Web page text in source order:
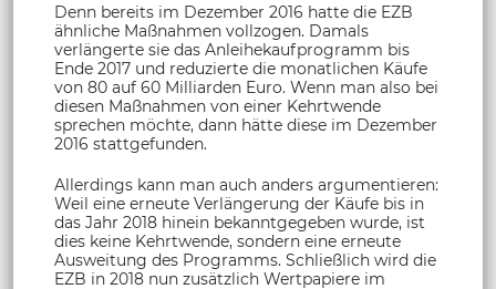
Denn bereits im Dezember 2016 hatte die EZB
ähnliche Maßnahmen vollzogen. Damals
verlängerte sie das Anleihekaufprogramm bis
Ende 2017 und reduzierte die monatlichen Käufe
von 80 auf 60 Milliarden Euro. Wenn man also bei
diesen Maßnahmen von einer Kehrtwende
sprechen möchte, dann hätte diese im Dezember
2016 stattgefunden.
Allerdings kann man auch anders argumentieren:
Weil eine erneute Verlängerung der Käufe bis in
das Jahr 2018 hinein bekanntgegeben wurde, ist
dies keine Kehrtwende, sondern eine erneute
Ausweitung des Programms. Schließlich wird die
EZB in 2018 nun zusätzlich Wertpapiere im